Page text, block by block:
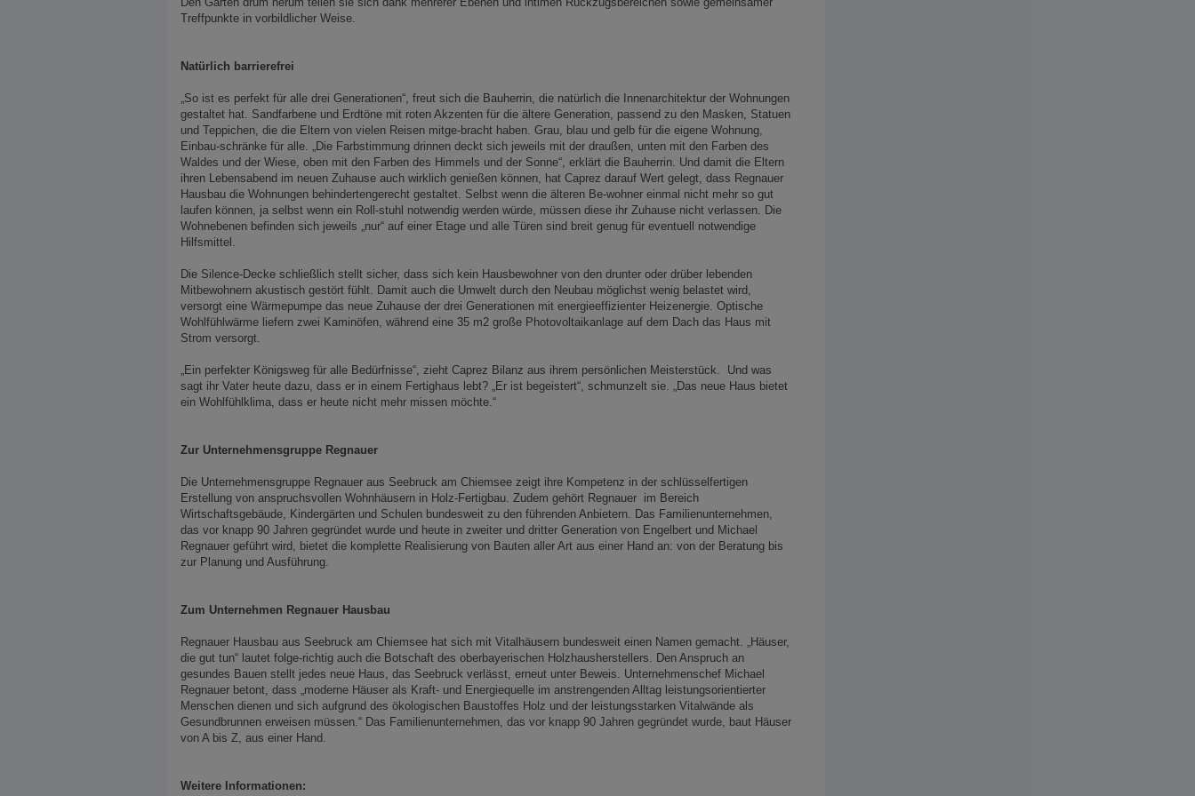
Treffpunkte in vorbildlicher Weise.
Natürlich barrierefrei
„So ist es perfekt für alle drei Generationen“, freut sich die Bauherrin, die natürlich die Innenarchitektur der Wohnungen
gestaltet hat. Sandfarbene und Erdtöne mit roten Akzenten für die ältere Generation, passend zu den Masken, Statuen
und Teppichen, die die Eltern von vielen Reisen mitge-bracht haben. Grau, blau und gelb für die eigene Wohnung,
Einbau-schränke für alle. „Die Farbstimmung drinnen deckt sich jeweils mit der draußen, unten mit den Farben des
Waldes und der Wiese, oben mit den Farben des Himmels und der Sonne“, erklärt die Bauherrin. Und damit die Eltern
ihren Lebensabend im neuen Zuhause auch wirklich genießen können, hat Caprez darauf Wert gelegt, dass Regnauer
Hausbau die Wohnungen behindertengerecht gestaltet. Selbst wenn die älteren Be-wohner einmal nicht mehr so gut
laufen können, ja selbst wenn ein Roll-stuhl notwendig werden würde, müssen diese ihr Zuhause nicht verlassen. Die
Wohnebenen befinden sich jeweils „nur“ auf einer Etage und alle Türen sind breit genug für eventuell notwendige
Hilfsmittel.
Die Silence-Decke schließlich stellt sicher, dass sich kein Hausbewohner von den drunter oder drüber lebenden
Mitbewohnern akustisch gestört fühlt. Damit auch die Umwelt durch den Neubau möglichst wenig belastet wird,
versorgt eine Wärmepumpe das neue Zuhause der drei Generationen mit energieeffizienter Heizenergie. Optische
Wohlfühlwärme liefern zwei Kaminöfen, während eine 35 m2 große Photovoltaikanlage auf dem Dach das Haus mit
Strom versorgt.
„Ein perfekter Königsweg für alle Bedürfnisse“, zieht Caprez Bilanz aus ihrem persönlichen Meisterstück. Und was
sagt ihr Vater heute dazu, dass er in einem Fertighaus lebt? „Er ist begeistert“, schmunzelt sie. „Das neue Haus bietet
ein Wohlfühlklima, dass er heute nicht mehr missen möchte.“
Zur Unternehmensgruppe Regnauer
Die Unternehmensgruppe Regnauer aus Seebruck am Chiemsee zeigt ihre Kompetenz in der schlüsselfertigen
Erstellung von anspruchsvollen Wohnhäusern in Holz-Fertigbau. Zudem gehört Regnauer im Bereich
Wirtschaftsgebäude, Kindergärten und Schulen bundesweit zu den führenden Anbietern. Das Familienunternehmen,
das vor knapp 90 Jahren gegründet wurde und heute in zweiter und dritter Generation von Engelbert und Michael
Regnauer geführt wird, bietet die komplette Realisierung von Bauten aller Art aus einer Hand an: von der Beratung bis
zur Planung und Ausführung.
Zum Unternehmen Regnauer Hausbau
Regnauer Hausbau aus Seebruck am Chiemsee hat sich mit Vitalhäusern bundesweit einen Namen gemacht. „Häuser,
die gut tun“ lautet folge-richtig auch die Botschaft des oberbayerischen Holzhausherstellers. Den Anspruch an
gesundes Bauen stellt jedes neue Haus, das Seebruck verlässt, erneut unter Beweis. Unternehmenschef Michael
Regnauer betont, dass „moderne Häuser als Kraft- und Energiequelle im anstrengenden Alltag leistungsorientierter
Menschen dienen und sich aufgrund des ökologischen Baustoffes Holz und der leistungsstarken Vitalwände als
Gesundbrunnen erweisen müssen.“ Das Familienunternehmen, das vor knapp 90 Jahren gegründet wurde, baut Häuser
von A bis Z, aus einer Hand.
Weitere Informationen: